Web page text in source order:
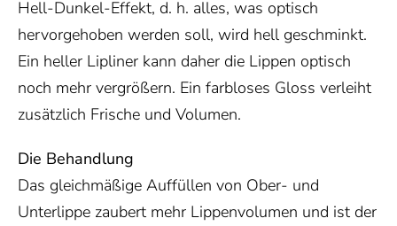
Hell-Dunkel-Effekt, d. h. alles, was optisch
hervorgehoben werden soll, wird hell geschminkt.
Ein heller Lipliner kann daher die Lippen optisch
noch mehr vergrößern. Ein farbloses Gloss verleiht
zusätzlich Frische und Volumen.
Die Behandlung
Das gleichmäßige Auffüllen von Ober- und
Unterlippe zaubert mehr Lippenvolumen und ist der